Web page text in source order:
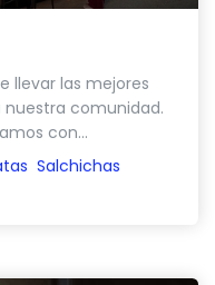
llevar las mejores
comunidad.
con...
Salchichas